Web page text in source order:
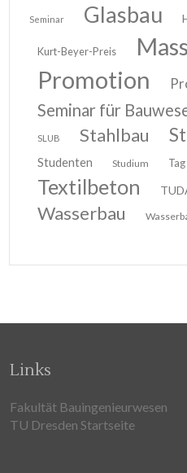
Seminar Glasbau
Kurt-Beyer-Preis
Promotion
Seminar für
SLUB Stahlbau
Studenten Studium
Textilbeton
Wasserbau
Links
Fakultät Bauingenieurwesen
TU Dresden Startseite